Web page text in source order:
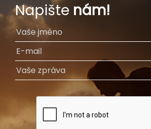
Napište nám!